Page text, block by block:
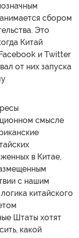
сбором
Это
Китай
и Twitter
от них запуска
смысле
в Китае,
с нашим
китайского
Штаты хотят
какой